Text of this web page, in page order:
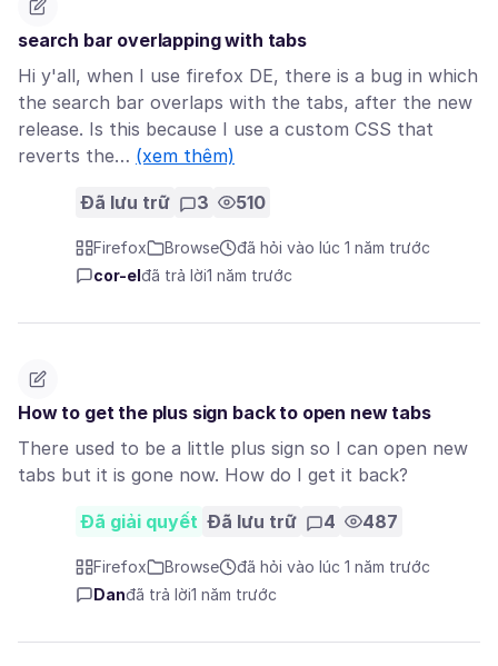
search bar overlapping with tabs
Hi y'all, when I use firefox DE, there is a bug in which
the search bar overlaps with the tabs, after the new
release. Is this because I use a custom CSS that
reverts the… (xem thêm)
Đã lưu trữ 3 510
Firefox Browse
đã hỏi vào lúc 1 năm trước
cor-el đã trả lời1 năm trước
How to get the plus sign back to open new tabs
There used to be a little plus sign so I can open new
tabs but it is gone now. How do I get it back?
Đã giải quyết Đã lưu trữ 4 487
Firefox Browse
đã hỏi vào lúc 1 năm trước
Danđã trả lời1 năm trước